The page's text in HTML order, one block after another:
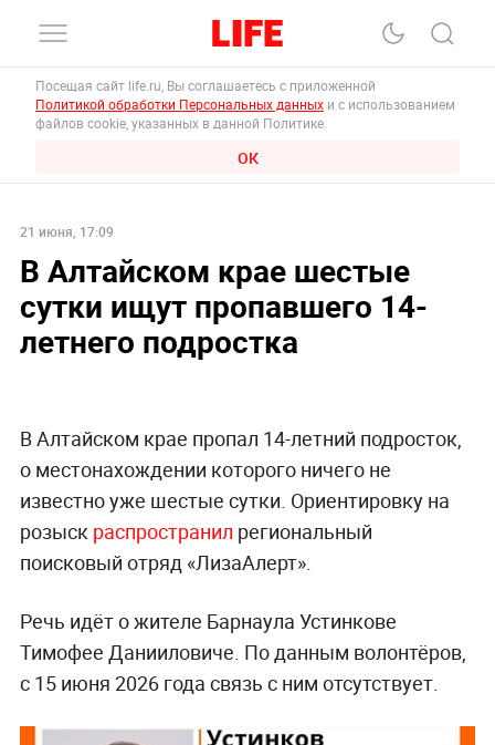
Посещая сайт life.ru, Вы соглашаетесь с приложенной
Политикой обработки Персональных данных и с использованием
файлов cookie, указанных в данной Политике.
ОК
21 июня, 17:09
В Алтайском крае шестые
сутки ищут пропавшего 14-
летнего подростка
В Алтайском крае пропал 14-летний подросток,
о местонахождении которого ничего не
известно уже шестые сутки. Ориентировку на
розыск распространил региональный
поисковый отряд «ЛизаАлерт».
Речь идёт о жителе Барнаула Устинкове
Тимофее Данииловиче. По данным волонтёров,
с 15 июня 2026 года связь с ним отсутствует.